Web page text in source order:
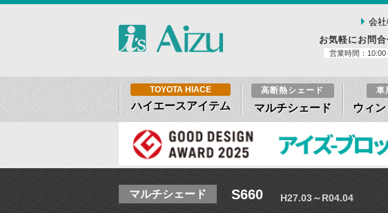
会
お気軽にお問
営業時間：10:00
TOYOTA HIACE
ハイエースアイテム
高断熱シェード
マルチシェード
車
ウィ
マルチシェード S660 H27.03～R04.04